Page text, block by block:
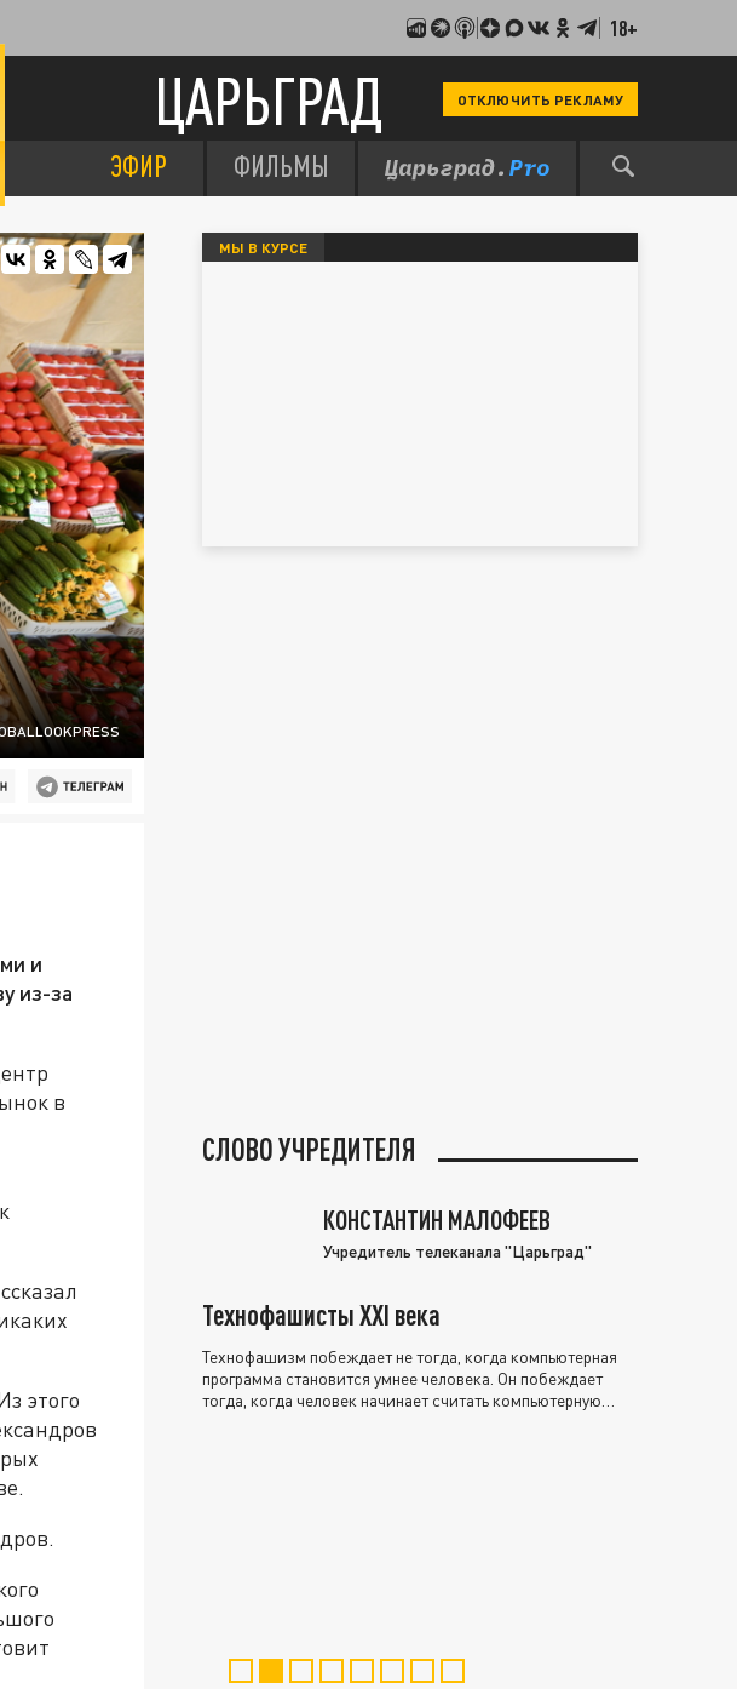
18+
ЦАРЬГРАД ОТКЛЮЧИТЬ РЕКЛАМУ
ЭФИР ФИЛЬМЫ
и
из-за
в
этого
МЫ В КУРСЕ
СЛОВО УЧРЕДИТЕЛЯ
КОНСТАНТИН МАЛОФЕЕВ
Учредитель телеканала "Царьград"
Технофашисты XXI века
Технофашизм побеждает не тогда, когда компьютерная
программа становится умнее человека. Он побеждает
тогда, когда человек начинает считать компьютерную